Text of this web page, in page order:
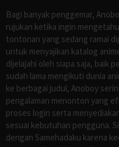
Bagi banyak penggemar,
rujukan ketika ingin
tontonan yang sedang ramai
untuk menyajikan katalog
dijelajahi oleh siapa saja, baik
sudah lama mengikuti dunia
ke berbagai judul, Anoboy
pengalaman menonton yang
proses login serta
sesuai kebutuhan pengguna.
dengan Samehadaku karena